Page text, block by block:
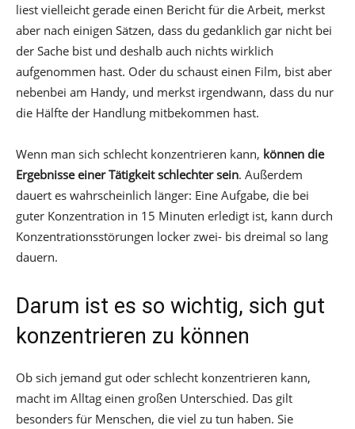
liest vielleicht gerade einen Bericht für die Arbeit, merkst
aber nach einigen Sätzen, dass du gedanklich gar nicht bei
der Sache bist und deshalb auch nichts wirklich
aufgenommen hast. Oder du schaust einen Film, bist aber
nebenbei am Handy, und merkst irgendwann, dass du nur
die Hälfte der Handlung mitbekommen hast.
Wenn man sich schlecht konzentrieren kann, können die
Ergebnisse einer Tätigkeit schlechter sein. Außerdem
dauert es wahrscheinlich länger: Eine Aufgabe, die bei
guter Konzentration in 15 Minuten erledigt ist, kann durch
Konzentrationsstörungen locker zwei- bis dreimal so lang
dauern.
Darum ist es so wichtig, sich gut
konzentrieren zu können
Ob sich jemand gut oder schlecht konzentrieren kann,
macht im Alltag einen großen Unterschied. Das gilt
besonders für Menschen, die viel zu tun haben. Sie